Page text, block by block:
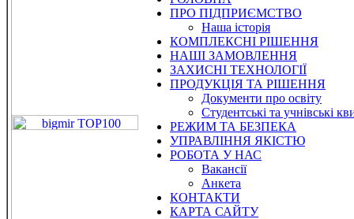
ПРО ПІДПРИЄМСТВО
Наша історія
КОМПЛЕКСНІ РІШЕННЯ
НАШІ ЗАМОВЛЕННЯ
ЗАХИСНІ ТЕХНОЛОГІЇ
ПРОДУКЦІЯ ТА РІШЕННЯ
Документи про освіту
Студентські та учнівські
РЕЖИМ ТА БЕЗПЕКА
УПРАВЛІННЯ ЯКІСТЮ
РОБОТА У НАС
Вакансії
Анкета
КОНТАКТИ
КАРТА САЙТУ